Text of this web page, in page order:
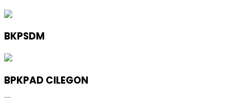
BKPSDM
BPKPAD CILEGON